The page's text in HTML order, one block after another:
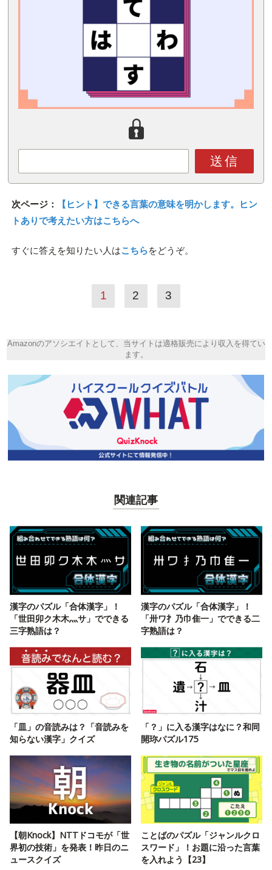
送信
次ページ：
【ヒント】できる言葉の意味を明かします。ヒン
トありで考えたい方はこちらへ
すぐに答えを知りたい人はこちらをどうぞ。
1 2 3
Amazonのアソシエイトとして、当サイトは適格販売により収入を得てい
ます。
関連記事
漢字のパズル「合体漢字」！
「世田卯ク木木灬サ」でできる
三字熟語は？
漢字のパズル「合体漢字」！
「卅ワ扌乃巾隹一」でできる二
字熟語は？
「皿」の音読みは？「音読みを
知らない漢字」クイズ
「？」に入る漢字はなに？和同
開珎パズル175
【朝Knock】NTTドコモが「世
界初の技術」を発表！昨日のニ
ュースクイズ
ことばのパズル「ジャンルクロ
スワード」！お題に沿った言葉
を入れよう【23】